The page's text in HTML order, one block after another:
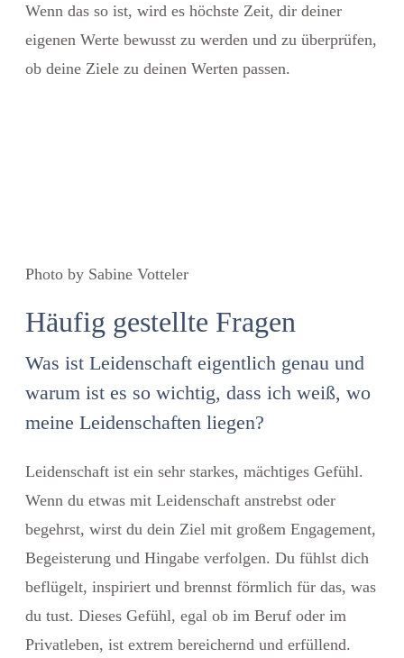
Wenn das so ist, wird es höchste Zeit, dir deiner
eigenen Werte bewusst zu werden und zu überprüfen,
ob deine Ziele zu deinen Werten passen.
Photo by Sabine Votteler
Häufig gestellte Fragen
Was ist Leidenschaft eigentlich genau und
warum ist es so wichtig, dass ich weiß, wo
meine Leidenschaften liegen?
Leidenschaft ist ein sehr starkes, mächtiges Gefühl.
Wenn du etwas mit Leidenschaft anstrebst oder
begehrst, wirst du dein Ziel mit großem Engagement,
Begeisterung und Hingabe verfolgen. Du fühlst dich
beflügelt, inspiriert und brennst förmlich für das, was
du tust. Dieses Gefühl, egal ob im Beruf oder im
Privatleben, ist extrem bereichernd und erfüllend.